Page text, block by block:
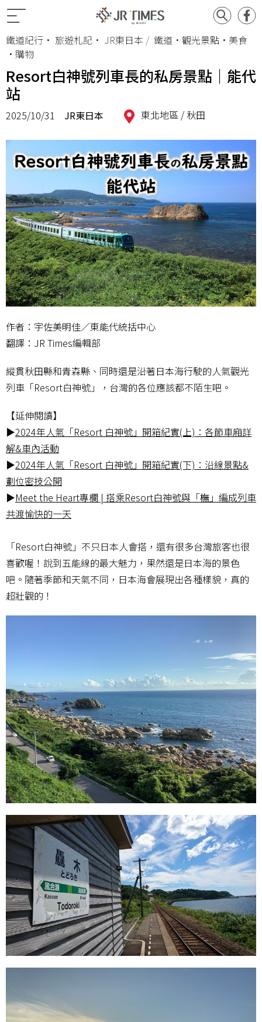
鐵道紀行 • 旅遊札記 • JR東日本
鐵道•觀光景點•美食
•購物
Resort白神號列車長的私房景點｜能代
站
2025/10/31 JR東日本 東北地區 / 秋田
作者：宇佐美明佳／東能代統括中心
翻譯：JR Times編輯部
縱貫秋田縣和青森縣、同時還是沿著日本海行駛的人氣觀光
列車「Resort白神號」，台灣的各位應該都不陌生吧。
【延伸閱讀】
▶2024年人氣「Resort 白神號」開箱紀實(上)：各節車廂詳
解&車內活動
▶2024年人氣「Resort 白神號」開箱紀實(下)：沿線景點&
劃位密技公開
▶Meet the Heart專欄 | 搭乘Resort白神號與「橅」編成列車
共渡愉快的一天
「Resort白神號」不只日本人會搭，還有很多台灣旅客也很
喜歡喔！說到五能線的最大魅力，果然還是日本海的景色
吧。隨著季節和天氣不同，日本海會展現出各種樣貌，真的
超壯觀的！